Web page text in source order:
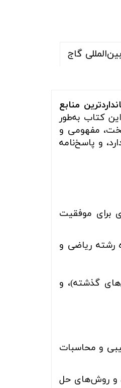
گاج
منابع
کتاب به‌طور
مفهومی و
و پاسخ‌نامه
برای موفقیت
رشته ریاضی و
گذشته)، و
و محاسبات
و روش‌های حل